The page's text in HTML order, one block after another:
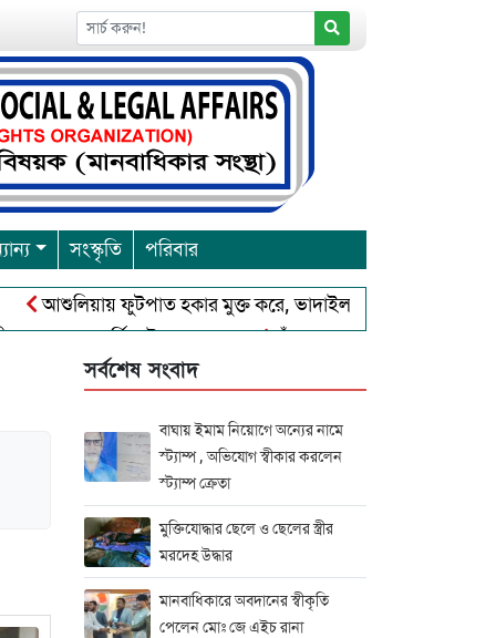
সংস্কৃতি পরিবার
আশুলিয়ায় ফুটপাত হকার মুক্ত করে, ভাদাইল প্রাইমারি ফ্রেন্ডস ক্লাব এর
পূর্নিমা উৎসব শুরু চাঁদপুরে বাংলাদেশ আহলে সুন্নাত
সর্বশেষ সংবাদ
বাঘায় ইমাম নিয়োগে অন্যের নামে
স্ট্যাম্প , অভিযোগ স্বীকার করলেন
স্ট্যাম্প ক্রেতা
মুক্তিযোদ্ধার ছেলে ও ছেলের স্ত্রীর
মরদেহ উদ্ধার
মানবাধিকারে অবদানের স্বীকৃতি
পেলেন মোঃ জে এইচ রানা